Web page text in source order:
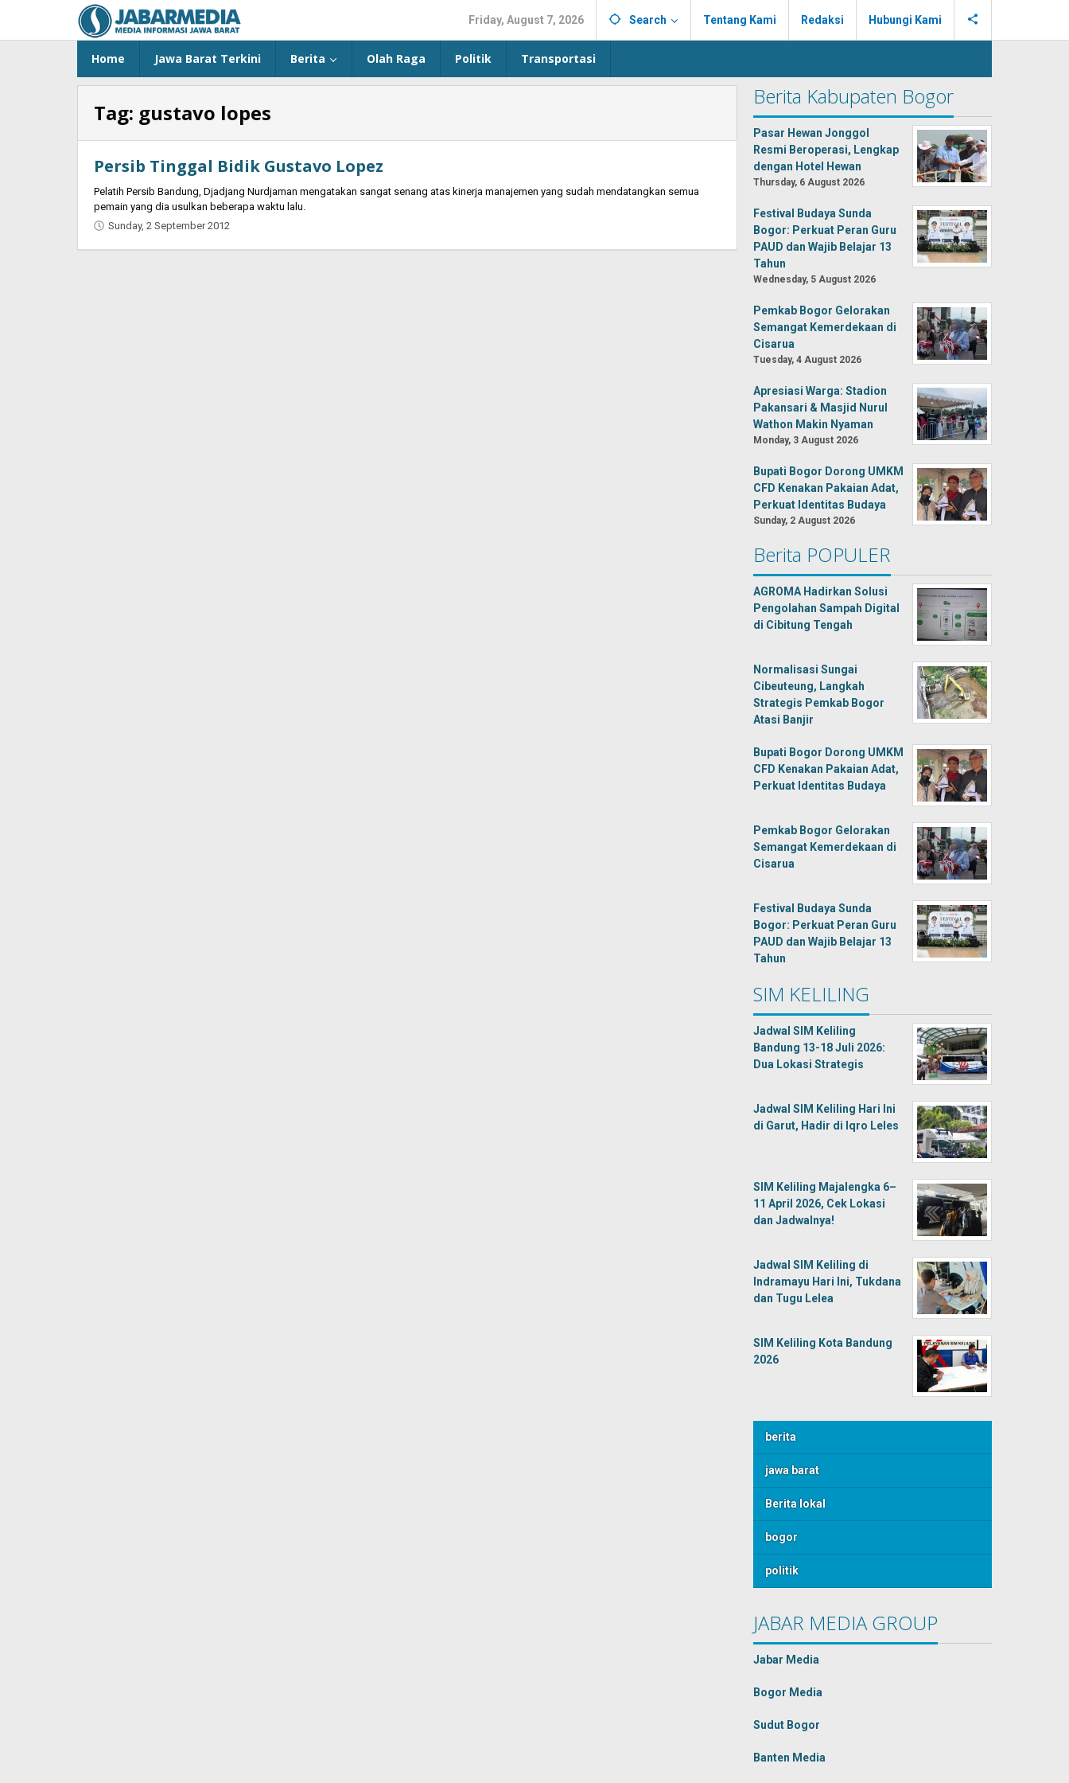
content
Friday, August 7, 2026 Search Tentang Kami Redaksi Hubungi Kami
Home Jawa Barat Terkini Berita Olah Raga Politik Transportasi
Tag: gustavo lopes
Persib Tinggal Bidik Gustavo Lopez
Pelatih Persib Bandung, Djadjang Nurdjaman mengatakan sangat senang atas kinerja manajemen yang sudah mendatangkan semua
pemain yang dia usulkan beberapa waktu lalu.
Sunday, 2 September 2012
Berita Kabupaten Bogor
Pasar Hewan Jonggol
Resmi Beroperasi, Lengkap
dengan Hotel Hewan
Thursday, 6 August 2026
Festival Budaya Sunda
Bogor: Perkuat Peran Guru
PAUD dan Wajib Belajar 13
Tahun
Wednesday, 5 August 2026
Pemkab Bogor Gelorakan
Semangat Kemerdekaan di
Cisarua
Tuesday, 4 August 2026
Apresiasi Warga: Stadion
Pakansari & Masjid Nurul
Wathon Makin Nyaman
Monday, 3 August 2026
Bupati Bogor Dorong UMKM
CFD Kenakan Pakaian Adat,
Perkuat Identitas Budaya
Sunday, 2 August 2026
Berita POPULER
AGROMA Hadirkan Solusi
Pengolahan Sampah Digital
di Cibitung Tengah
Normalisasi Sungai
Cibeuteung, Langkah
Strategis Pemkab Bogor
Atasi Banjir
Bupati Bogor Dorong UMKM
CFD Kenakan Pakaian Adat,
Perkuat Identitas Budaya
Pemkab Bogor Gelorakan
Semangat Kemerdekaan di
Cisarua
Festival Budaya Sunda
Bogor: Perkuat Peran Guru
PAUD dan Wajib Belajar 13
Tahun
SIM KELILING
Jadwal SIM Keliling
Bandung 13-18 Juli 2026:
Dua Lokasi Strategis
Jadwal SIM Keliling Hari Ini
di Garut, Hadir di Iqro Leles
SIM Keliling Majalengka 6–
11 April 2026, Cek Lokasi
dan Jadwalnya!
Jadwal SIM Keliling di
Indramayu Hari Ini, Tukdana
dan Tugu Lelea
SIM Keliling Kota Bandung
2026
berita
jawa barat
Berita lokal
bogor
politik
JABAR MEDIA GROUP
Jabar Media
Bogor Media
Sudut Bogor
Banten Media